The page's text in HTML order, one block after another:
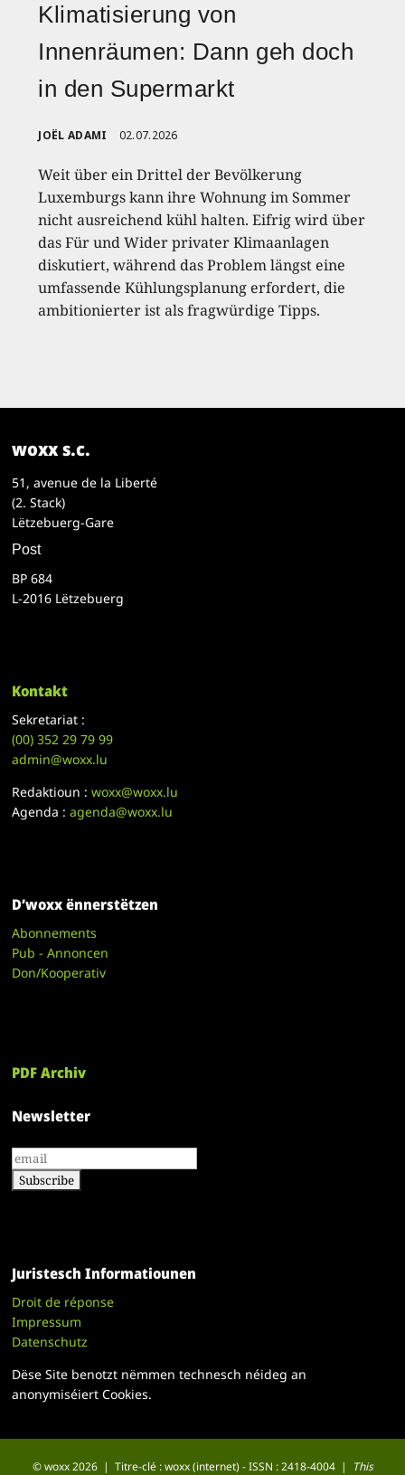
Klimatisierung von
Innenräumen: Dann geh doch
in den Supermarkt
JOËL ADAMI 02.07.2026
Weit über ein Drittel der Bevölkerung
Luxemburgs kann ihre Wohnung im Sommer
nicht ausreichend kühl halten. Eifrig wird über
das Für und Wider privater Klimaanlagen
diskutiert, während das Problem längst eine
umfassende Kühlungsplanung erfordert, die
ambitionierter ist als fragwürdige Tipps.
woxx s.c.
51, avenue de la Liberté
(2. Stack)
Lëtzebuerg-Gare
Post
BP 684
L-2016 Lëtzebuerg
Kontakt
Sekretariat :
(00)352 29 79 99
admin@woxx.lu
Redaktioun :woxx@woxx.lu
Agenda :agenda@woxx.lu
D’woxx ënnerstëtzen
Abonnements
Pub - Annoncen
Don/Kooperativ
PDF Archiv
Newsletter
Juristesch Informatiounen
Droit de réponse
Impressum
Datenschutz
Dëse Site benotzt nëmmen technesch néideg an
anonymiséiert Cookies.
© woxx 2026 | Titre-clé : woxx (internet) - ISSN : 2418-4004 | This